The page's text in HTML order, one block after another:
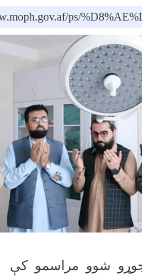
ps/
شوو مراسمو